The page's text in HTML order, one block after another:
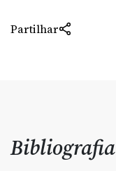
Partilhar
Bibliografia